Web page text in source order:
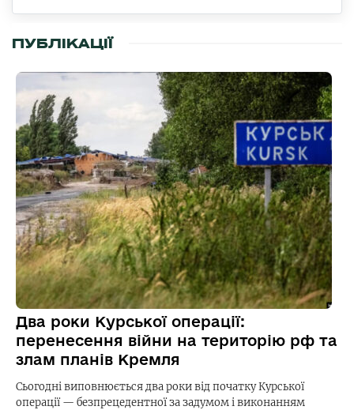
ПУБЛІКАЦІЇ
Два роки Курської операції:
перенесення війни на територію рф та
злам планів Кремля
Сьогодні виповнюється два роки від початку Курської
операції — безпрецедентної за задумом і виконанням